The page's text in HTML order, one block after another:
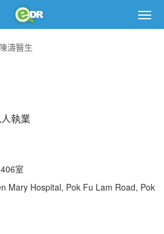
陳濤醫生
執業
室
Mary Hospital, Pok Fu Lam Road, Pok